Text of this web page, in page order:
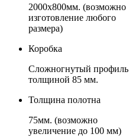
2000х800мм. (возможно
изготовление любого
размера)
Коробка
Сложногнутый профиль
толщиной 85 мм.
Толщина полотна
75мм. (возможно
увеличение до 100 мм)